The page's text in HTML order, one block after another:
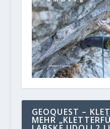
GEOQUEST –
MEHR